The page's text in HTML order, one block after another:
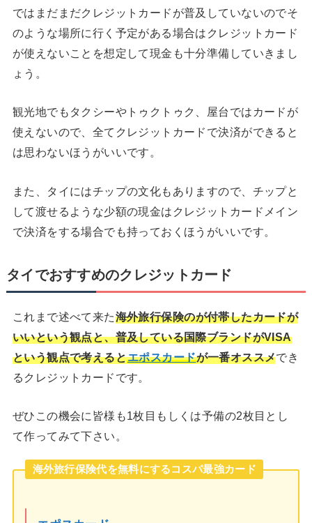
ではまだまだクレジットカードが普及していないのでそ
のような場所に行く予定がある場合はクレジットカード
が使えないことを想定して現金も十分準備していきまし
ょう。
観光地でもタクシーやトゥクトゥク、屋台ではカードが
使えないので、全てクレジットカードで決済ができると
は思わないほうがいいです。
また、タイにはチップの文化もありますので、チップと
して渡せるような少額の現金はクレジットカードメイン
で決済をする場合でも持っておくほうがいいです。
タイでおすすめのクレジットカード
これまで述べて来た海外旅行保険のが付帯したカードが
いいという観点と、普及している国際ブランドがVISA
という観点で考えるとエポスカードが一番オススメでき
るクレジットカードです。
ぜひこの機会に皆様も1枚目もしくは予備の2枚目とし
て作ってみて下さい。
海外旅行保険代を無料にするコスパ最強カード